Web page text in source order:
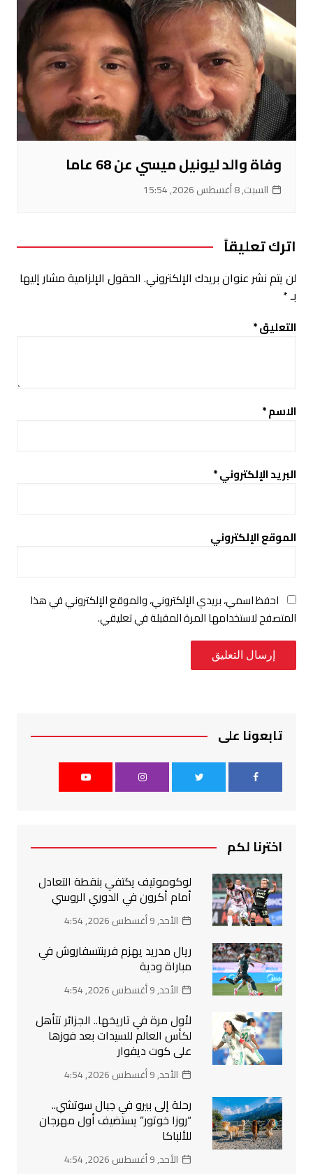
وفاة والد ليونيل ميسي عن 68 عاما
السبت, 8 أغسطس 2026, 15:54
اترك تعليقاً
لن يتم نشر عنوان بريدك الإلكتروني. الحقول الإلزامية مشار إليها
بـ*
التعليق*
الاسم*
البريد الإلكتروني*
الموقع الإلكتروني
احفظ اسمي، بريدي الإلكتروني، والموقع الإلكتروني في هذا
المتصفح لاستخدامها المرة المقبلة في تعليقي.
تابعونا على
اخترنا لكم
لوكوموتيف يكتفي بنقطة التعادل
أمام أكرون في الدوري الروسي
الأحد, 9 أغسطس 2026, 4:54
ريال مدريد يهزم فرينتسفاروش في
مباراة ودية
الأحد, 9 أغسطس 2026, 4:54
لأول مرة في تاريخها.. الجزائر تتأهل
لكأس العالم للسيدات بعد فوزها
على كوت ديفوار
الأحد, 9 أغسطس 2026, 4:54
رحلة إلى بيرو في جبال سوتشي..
“روزا خوتور” يستضيف أول مهرجان
للألباكا
الأحد, 9 أغسطس 2026, 4:54